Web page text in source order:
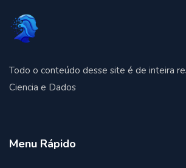
Todo o conteúdo desse site é de inteira
Ciencia e Dados
Menu Rápido